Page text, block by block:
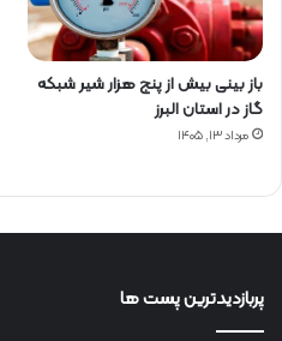
باز بینی بیش از پنج هزار شیر شبکه
گاز در استان البرز
مرداد ۱۳, ۱۴۰۵
پربازدیدترین پست ها